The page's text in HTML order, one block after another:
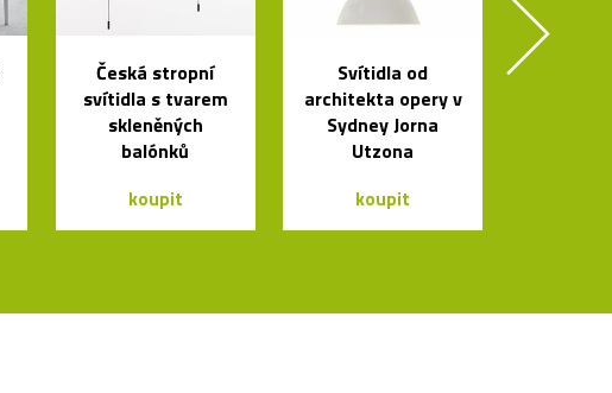
Česká stropní
svítidla s tvarem
skleněných
balónků
koupit
Svítidla od
architekta opery v
Sydney Jorna
Utzona
koupit